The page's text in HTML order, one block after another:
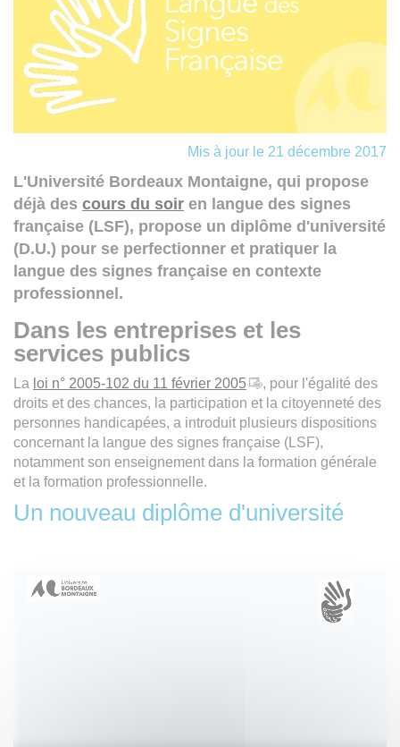
Mis à jour le 21 décembre 2017
L'Université Bordeaux Montaigne, qui pro­pose
déjà des cours du soir en langue des signes
française (LSF), propose un diplôme d'université
(D.U.) pour se perfectionner et pratiquer la
langue des signes française en contexte
professionnel.
Dans les entreprises et les
services publics
La loi n° 2005-102 du 11 février 2005
, pour l'égalité des
droits et des chances, la participation et la citoyenneté des
per­sonnes handicapées, a introduit plusieurs dispositions
concernant la langue des signes française (LSF),
notamment son enseignement dans la formation générale
et la formation professionnelle.
Un nouveau diplôme d'université